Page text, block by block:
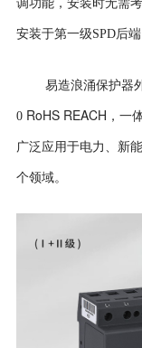
调功能，安装时无需
安装于第一级SPD后
易造浪涌保护器
0 RoHS REACH ，一
广泛应用于电力、新
个领域。